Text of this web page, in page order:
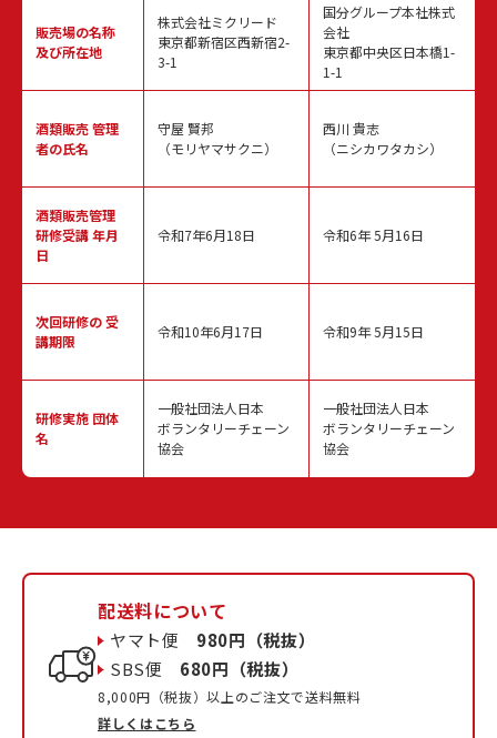
販売場の名称
及び所在地
酒類販売管理
者の氏名
酒類販売管理
研修受講 年月
日
次回研修の受
講期限
研修実施 団体
名
株式会社ミクリード
東京都新宿区西新宿2-
3-1
守屋 賢邦
（モリヤマサクニ）
令和7年6月18日
令和10年6月17日
一般社団法人日本
ボランタリーチェーン
協会
国分グループ本社株式
会社
東京都中央区日本橋1-
1-1
西川 貴志
（ニシカワタカシ）
令和6年 5月16日
令和9年 5月15日
一般社団法人日本
ボランタリーチェーン
協会
配送料について
ヤマト便 980円（税抜）
SBS便 680円（税抜）
8,000円（税抜）以上のご注文で送料無料
詳しくはこちら